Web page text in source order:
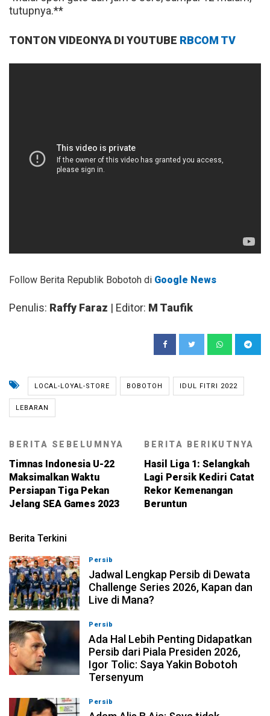
tutupnya.**
TONTON VIDEONYA DI YOUTUBE RBCOM TV
Follow Berita Republik Bobotoh di Google News
Penulis: Raffy Faraz | Editor: M Taufik
LOCAL-LOYAL-STORE BOBOTOH IDUL FITRI 2022
LEBARAN
BERITA SEBELUMNYA
Timnas Indonesia U-22
Maksimalkan Waktu
Persiapan Tiga Pekan
Jelang SEA Games 2023
BERITA BERIKUTNYA
Hasil Liga 1: Selangkah
Lagi Persik Kediri Catat
Rekor Kemenangan
Beruntun
Berita Terkini
Persib
Jadwal Lengkap Persib di Dewata
Challenge Series 2026, Kapan dan
Live di Mana?
Persib
Ada Hal Lebih Penting Didapatkan
Persib dari Piala Presiden 2026,
Igor Tolic: Saya Yakin Bobotoh
Tersenyum
Persib